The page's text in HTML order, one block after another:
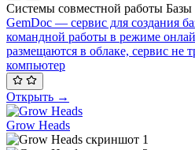
Системы совместной работы Базы
GemDoc — сервис для создания
командной работы в режиме
размещаются в облаке, сервис не
компьютер
Открыть →
Grow Heads